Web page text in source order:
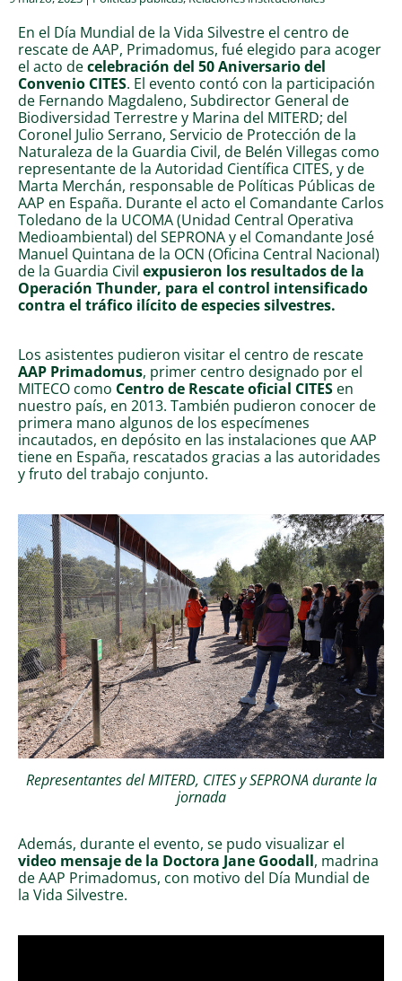
En el Día Mundial de la Vida Silvestre el centro de
rescate de AAP, Primadomus, fué elegido para acoger
el acto decelebración del 50 Aniversario del
Convenio CITES. El evento contó con la participación
de Fernando Magdaleno, Subdirector General de
Biodiversidad Terrestre y Marina del MITERD; del
Coronel Julio Serrano, Servicio de Protección de la
Naturaleza de la Guardia Civil, de Belén Villegas como
representante de la Autoridad Científica CITES, y de
Marta Merchán, responsable de Políticas Públicas de
AAP en España. Durante el acto el Comandante Carlos
Toledano de la UCOMA (Unidad Central Operativa
Medioambiental) del SEPRONA y el Comandante José
Manuel Quintana de la OCN (Oficina Central Nacional)
de la Guardia Civil expusieron los resultados de la
Operación Thunder, para el control intensificado
contra el tráfico ilícito de especies silvestres.
Los asistentes pudieron visitar el centro de rescate
AAP Primadomus, primer centro designado por el
MITECO como Centro de Rescate oficial CITES en
nuestro país, en 2013. También pudieron conocer de
primera mano algunos de los especímenes
incautados, en depósito en las instalaciones que AAP
tiene en España, rescatados gracias a las autoridades
y fruto del trabajo conjunto.
Representantes del MITERD, CITES y SEPRONA durante la
jornada
Además, durante el evento, se pudo visualizar el
video mensaje de la Doctora Jane Goodall, madrina
de AAP Primadomus, con motivo del Día Mundial de
la Vida Silvestre.